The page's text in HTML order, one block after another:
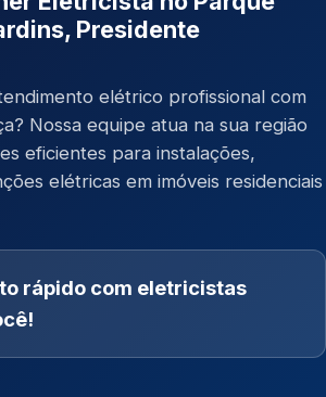
Presidente
elétrico profissional com
Nossa equipe atua na sua região
eficientes para instalações,
elétricas em imóveis residenciais
rápido com eletricistas